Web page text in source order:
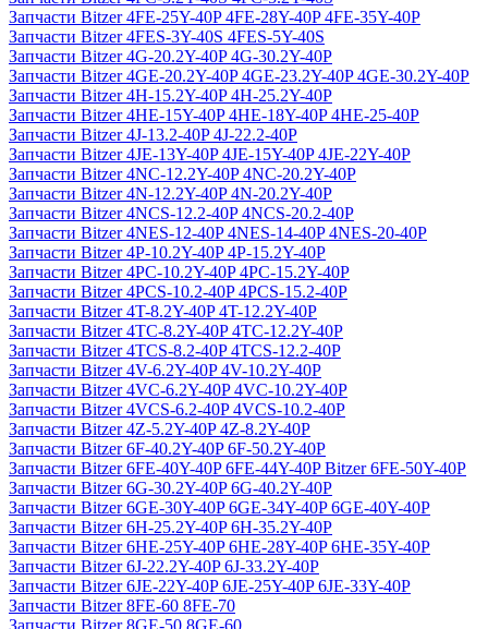
Запчасти Bitzer 4FE-25Y-40P 4FE-28Y-40P 4FE-35Y-40P
Запчасти Bitzer 4FES-3Y-40S 4FES-5Y-40S
Запчасти Bitzer 4G-20.2Y-40P 4G-30.2Y-40P
Запчасти Bitzer 4GE-20.2Y-40P 4GE-23.2Y-40P 4GE-30.2Y-40P
Запчасти Bitzer 4H-15.2Y-40P 4H-25.2Y-40P
Запчасти Bitzer 4HE-15Y-40P 4HE-18Y-40P 4HE-25-40P
Запчасти Bitzer 4J‐13.2-40P 4J‐22.2-40P
Запчасти Bitzer 4JE-13Y-40P 4JE-15Y-40P 4JE-22Y-40P
Запчасти Bitzer 4NC-12.2Y-40P 4NC-20.2Y-40P
Запчасти Bitzer 4N-12.2Y-40P 4N-20.2Y-40P
Запчасти Bitzer 4NCS-12.2-40P 4NCS-20.2-40P
Запчасти Bitzer 4NES-12-40P 4NES-14-40P 4NES-20-40P
Запчасти Bitzer 4P-10.2Y-40P 4P-15.2Y-40P
Запчасти Bitzer 4PC-10.2Y-40P 4PC-15.2Y-40P
Запчасти Bitzer 4PCS-10.2-40P 4PCS-15.2-40P
Запчасти Bitzer 4T-8.2Y-40P 4T-12.2Y-40P
Запчасти Bitzer 4TC-8.2Y-40P 4TC-12.2Y-40P
Запчасти Bitzer 4TCS-8.2-40P 4TCS-12.2-40P
Запчасти Bitzer 4V-6.2Y-40P 4V-10.2Y-40P
Запчасти Bitzer 4VC-6.2Y-40P 4VC-10.2Y-40P
Запчасти Bitzer 4VCS-6.2-40P 4VCS-10.2-40P
Запчасти Bitzer 4Z-5.2Y-40P 4Z-8.2Y-40P
Запчасти Bitzer 6F-40.2Y-40P 6F-50.2Y-40P
Запчасти Bitzer 6FE-40Y-40P 6FE-44Y-40P Bitzer 6FE-50Y-40P
Запчасти Bitzer 6G-30.2Y-40P 6G-40.2Y-40P
Запчасти Bitzer 6GE-30Y-40P 6GE-34Y-40P 6GE-40Y-40P
Запчасти Bitzer 6H-25.2Y-40P 6H-35.2Y-40P
Запчасти Bitzer 6HE-25Y-40P 6HE-28Y-40P 6HE-35Y-40P
Запчасти Bitzer 6J-22.2Y-40P 6J-33.2Y-40P
Запчасти Bitzer 6JE-22Y-40P 6JE-25Y-40P 6JE-33Y-40P
Запчасти Bitzer 8FE-60 8FE-70
Запчасти Bitzer 8GE-50 8GE-60